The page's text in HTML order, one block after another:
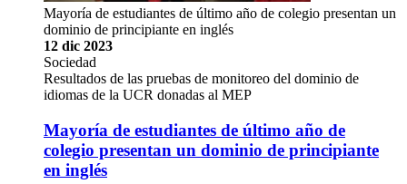
Mayoría de estudiantes de último año de colegio presentan un
dominio de principiante en inglés
12 dic 2023
Sociedad
Resultados de las pruebas de monitoreo del dominio de
idiomas de la UCR donadas al MEP
Mayoría de estudiantes de último año de
colegio presentan un dominio de principiante
en inglés